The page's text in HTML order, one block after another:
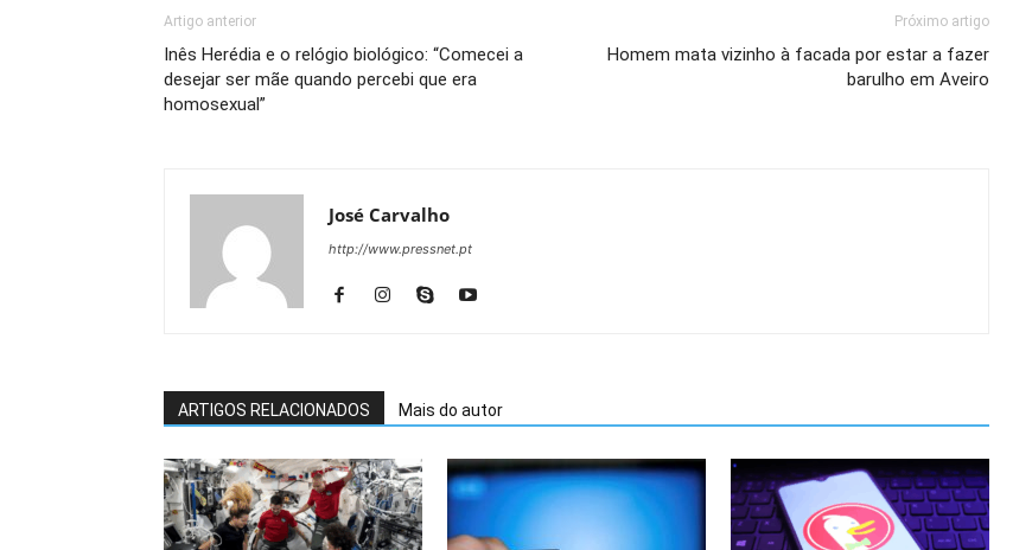
Artigo anterior
Inês Herédia e o relógio biológico: “Comecei a
desejar ser mãe quando percebi que era
homosexual”
Próximo artigo
Homem mata vizinho à facada por estar a fazer
barulho em Aveiro
José Carvalho
http://www.pressnet.pt
ARTIGOS RELACIONADOS Mais do autor